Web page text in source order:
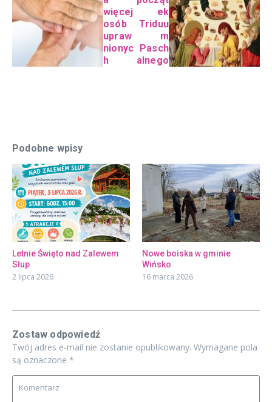
więcej
osób
upraw
nionyc
h
ek
Triduu
m
Pasch
alnego
Podobne wpisy
Letnie Święto nad Zalewem
Słup
2 lipca 2026
Nowe boiska w gminie
Wińsko
16 marca 2026
Zostaw odpowiedź
Twój adres e-mail nie zostanie opublikowany. Wymagane pola
są oznaczone *